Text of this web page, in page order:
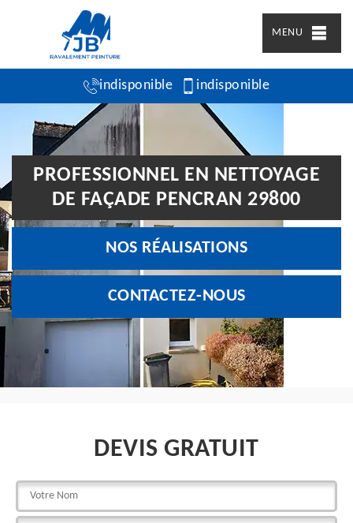
MENU
indisponible indisponible
PROFESSIONNEL EN NETTOYAGE
DE FAÇADE PENCRAN 29800
NOS RÉALISATIONS
CONTACTEZ-NOUS
DEVIS GRATUIT